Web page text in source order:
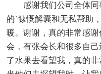
感谢我们公司全体
的`慷慨解囊和无私帮助
暖。谢谢，真的非常感
会，有张会长和很多自
了水果去看望我，真的